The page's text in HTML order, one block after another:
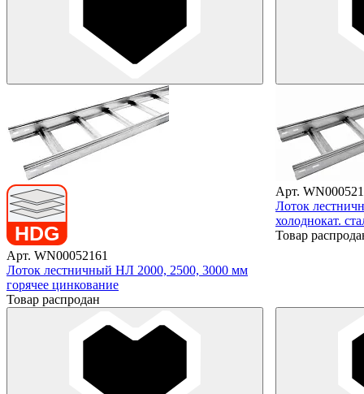
Арт. WN00052161
Лоток лестничный НЛ 2000, 2500, 3000 мм
горячее цинкование
Товар распродан
Арт.
Лоток
холоднокат.
Товар